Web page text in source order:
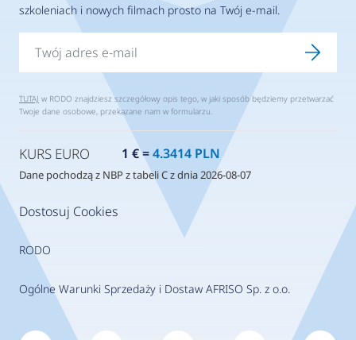
Dostosuj Cookies
RODO
Ogólne Warunki Sprzedaży i Dostaw AFRISO Sp. z o.o.
szkoleniach i nowych filmach prosto na Twój e-mail.
TUTAJ w RODO znajdziesz szczegółowy opis tego, w jaki sposób będziemy przetwarzać
Twoje dane osobowe, przekazane nam w formularzu.
KURS EURO 1 € =4.3414 PLN
Dane pochodzą z NBP z tabeli C z dnia 2026-08-07